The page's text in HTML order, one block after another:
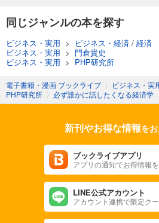
同じジャンルの本を探す
ビジネス・実用 > ビジネス・経済 / 経済
ビジネス・実用 > 門倉貴史
ビジネス・実用 > PHP研究所
電子書籍・漫画 ブックライブ 〉 ビジネス・実
PHP研究所 〉 必ず誰かに話したくなる経済学
新刊やお得な情報を
ブックライブアプリ
アプリの通知でお得情報
LINE公式アカウント
アカウント連携で限定ク